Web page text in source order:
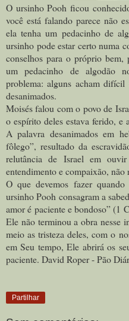
O ursinho Pooh ficou
você está falando parece não
ela tenha um pedacinho de
ursinho pode estar certo numa
conselhos para o próprio bem,
um pedacinho de algodão
problema: alguns acham
desanimados.
Moisés falou com o povo de
o espírito deles estava ferido,
A palavra desanimados em
fôlego”, resultado da
relutância de Israel em
entendimento e compaixão, não
O que devemos fazer
ursinho Pooh consagram a
amor é paciente e bondoso” (1
Ele não terminou a obra nesse
meio as tristeza deles, com o
em Seu tempo, Ele abrirá os
paciente. David Roper - Pão
Partilhar